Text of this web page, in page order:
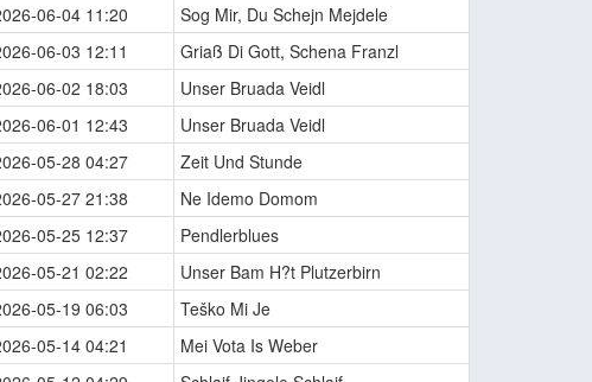
06-04 11:20
Sog Mir, Du Schejn Mejdele
06-03 12:11
Griaß Di Gott, Schena Franzl
06-02 18:03
Unser Bruada Veidl
06-01 12:43
Unser Bruada Veidl
05-28 04:27
Zeit Und Stunde
05-27 21:38
Ne Idemo Domom
05-25 12:37
Pendlerblues
05-21 02:22
Unser Bam H?t Plutzerbirn
05-19 06:03
Teško Mi Je
05-14 04:21
Mei Vota Is Weber